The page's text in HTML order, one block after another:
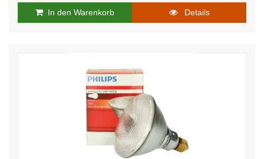
In den Warenkorb Details